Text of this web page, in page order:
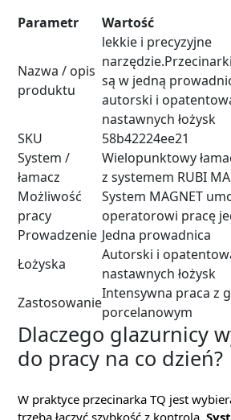
Parametr Wartość
Nazwa / opis
produktu
lekkie i precyzyjne
są w jedną
autorski i
nastawnych łożysk
SKU
58b42224ee21
System /
łamacz
Wielopunktowy
z systemem RUBI
Możliwość
pracy
System MAGNET
operatorowi pracę
Prowadzenie Jedna prowadnica
Łożyska
Autorski i
nastawnych łożysk
Zastosowanie
Intensywna praca z
porcelanowym
Dlaczego glazurnicy
do pracy na co dzień?
W praktyce przecinarka TQ jest
trzeba łączyć szybkość z kontrolą.